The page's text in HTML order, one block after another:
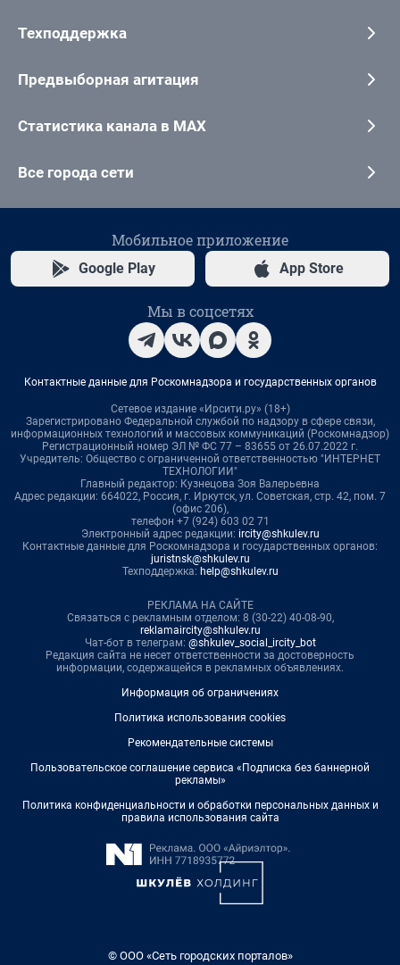
Техподдержка
Предвыборная агитация
Статистика канала в MAX
Все города сети
Мобильное приложение
Google Play App Store
Мы в соцсетях
Контактные данные для Роскомнадзора и государственных органов
Сетевое издание «Ирсити.ру» (18+)
Зарегистрировано Федеральной службой по надзору в сфере связи,
информационных технологий и массовых коммуникаций (Роскомнадзор)
Регистрационный номер ЭЛ № ФС 77 – 83655 от 26.07.2022 г.
Учредитель: Общество с ограниченной ответственностью "ИНТЕРНЕТ
ТЕХНОЛОГИИ"
Главный редактор: Кузнецова Зоя Валерьевна
Адрес редакции: 664022, Россия, г. Иркутск, ул. Советская, стр. 42, пом. 7
(офис 206),
телефон +7 (924) 603 02 71
Электронный адрес редакции: ircity@shkulev.ru
Контактные данные для Роскомнадзора и государственных органов:
juristnsk@shkulev.ru
Техподдержка: help@shkulev.ru
РЕКЛАМА НА САЙТЕ
Связаться с рекламным отделом: 8 (30-22) 40-08-90,
reklamaircity@shkulev.ru
Чат-бот в телеграм: @shkulev_social_ircity_bot
Редакция сайта не несет ответственности за достоверность
информации, содержащейся в рекламных объявлениях.
Информация об ограничениях
Политика использования cookies
Рекомендательные системы
Пользовательское соглашение сервиса «Подписка без баннерной
рекламы»
Политика конфиденциальности и обработки персональных данных и
правила использования сайта
© ООО «Сеть городских порталов»